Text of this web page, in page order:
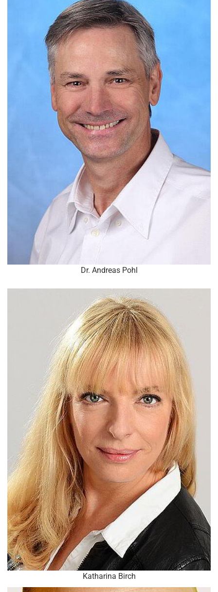
Dr. Andreas Pohl
Katharina Birch